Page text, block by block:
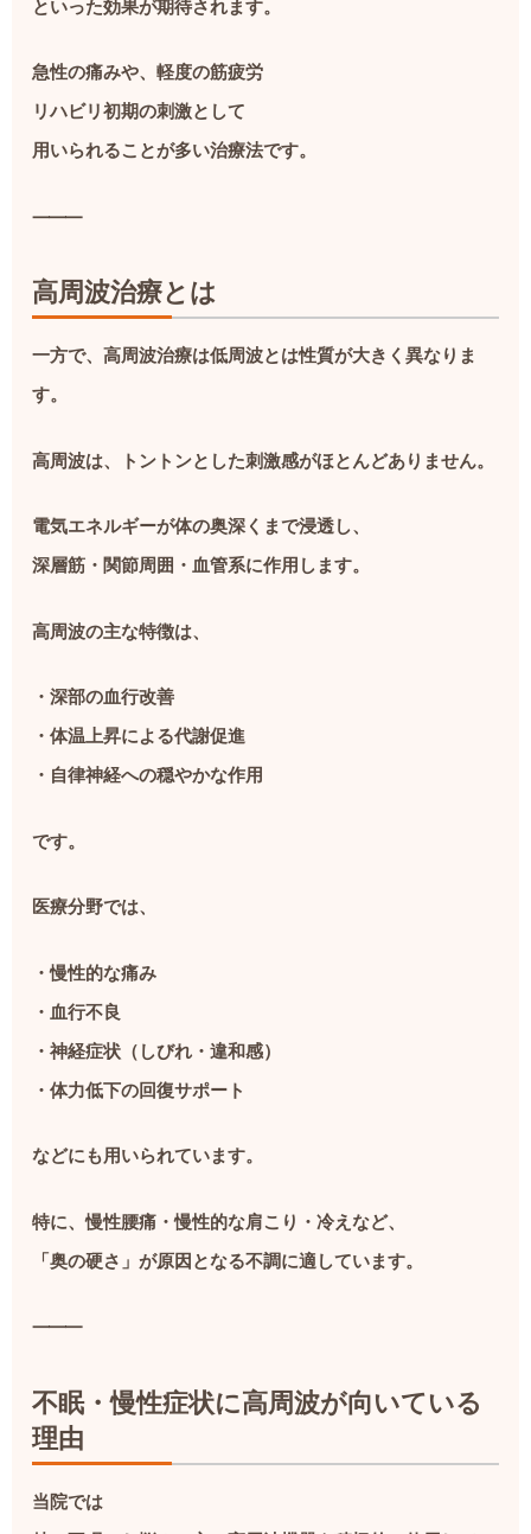
といった効果が期待されます。
急性の痛みや、軽度の筋疲労
リハビリ初期の刺激として
用いられることが多い治療法です。
⸻
高周波治療とは
一方で、高周波治療は低周波とは性質が大きく異なりま
す。
高周波は、トントンとした刺激感がほとんどありません。
電気エネルギーが体の奥深くまで浸透し、
深層筋・関節周囲・血管系に作用します。
高周波の主な特徴は、
・深部の血行改善
・体温上昇による代謝促進
・自律神経への穏やかな作用
です。
医療分野では、
・慢性的な痛み
・血行不良
・神経症状（しびれ・違和感）
・体力低下の回復サポート
などにも用いられています。
特に、慢性腰痛・慢性的な肩こり・冷えなど、
「奥の硬さ」が原因となる不調に適しています。
⸻
不眠・慢性症状に高周波が向いている
理由
当院では